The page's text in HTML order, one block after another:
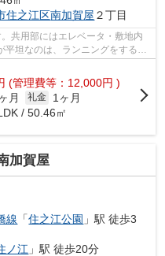
住之江区南加賀屋 ２丁目
共用部にはエレベータ・敷地内
平坦なのは、ランニングをする上
(管理費等：12,000円 )
月 礼金
1ヶ月
/ 50.46㎡
加賀屋
線 「住之江公園 」駅 徒歩3
ノ江 」駅 徒歩20分